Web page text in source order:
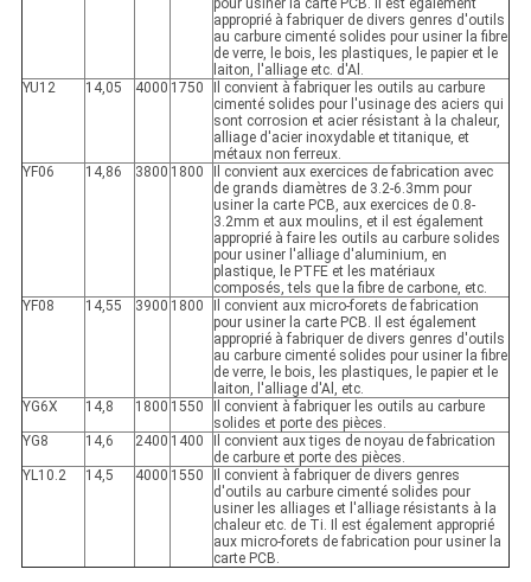
pour usiner la carte PCB. Il est également
approprié à fabriquer de divers genres d'outils
au carbure cimenté solides pour usiner la fibre
de verre, le bois, les plastiques, le papier et le
laiton, l'alliage etc. d'Al.
YU12
14,05 4000 1750
Il convient à fabriquer les outils au carbure
cimenté solides pour l'usinage des aciers qui
sont corrosion et acier résistant à la chaleur,
alliage d'acier inoxydable et titanique, et
métaux non ferreux.
YF06
14,86 3800 1800
Il convient aux exercices de fabrication avec
de grands diamètres de 3.2-6.3mm pour
usiner la carte PCB, aux exercices de 0.8-
3.2mm et aux moulins, et il est également
approprié à faire les outils au carbure solides
pour usiner l'alliage d'aluminium, en
plastique, le PTFE et les matériaux
composés, tels que la fibre de carbone, etc.
YF08
14,55 3900 1800
Il convient aux micro-forets de fabrication
pour usiner la carte PCB. Il est également
approprié à fabriquer de divers genres d'outils
au carbure cimenté solides pour usiner la fibre
de verre, le bois, les plastiques, le papier et le
laiton, l'alliage d'Al, etc.
YG6X
14,8 1800 1550
Il convient à fabriquer les outils au carbure
solides et porte des pièces.
YG8
14,6 2400 1400
Il convient aux tiges de noyau de fabrication
de carbure et porte des pièces.
YL10.2
14,5 4000 1550
Il convient à fabriquer de divers genres
d'outils au carbure cimenté solides pour
usiner les alliages et l'alliage résistants à la
chaleur etc. de Ti. Il est également approprié
aux micro-forets de fabrication pour usiner la
carte PCB.